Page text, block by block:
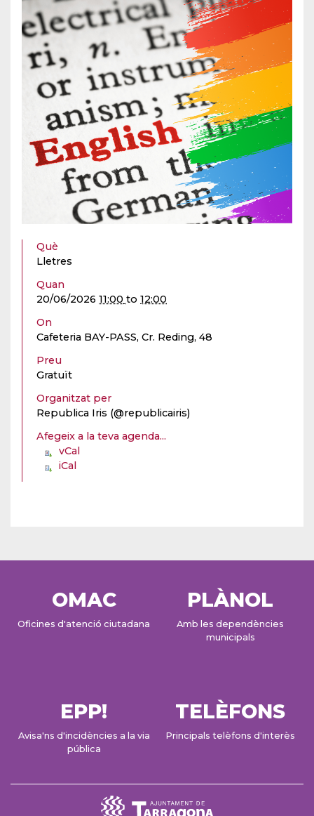
Què
Lletres
Quan
20/06/2026 11:00 to 12:00
On
Cafeteria BAY-PASS, Cr. Reding, 48
Preu
Gratuït
Organitzat per
Republica Iris (@republicairis)
Afegeix a la teva agenda...
vCal
iCal
OMAC
Oficines d'atenció ciutadana
PLÀNOL
Amb les dependències
municipals
EPP!
Avisa'ns d'incidències a la via
pública
TELÈFONS
Principals telèfons d'interès